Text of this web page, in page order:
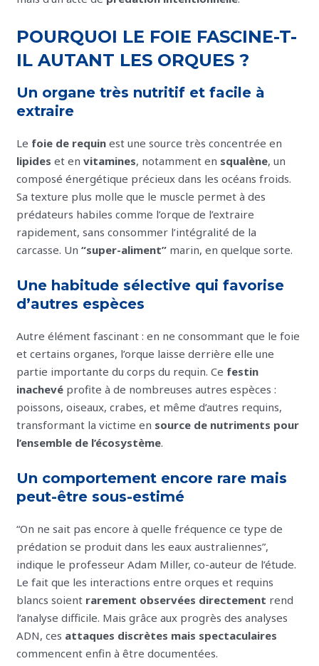
POURQUOI LE FOIE FASCINE-T-
IL AUTANT LES ORQUES ?
Un organe très nutritif et facile à
extraire
Le foie de requin est une source très concentrée en
lipides et envitamines, notamment en squalène, un
composé énergétique précieux dans les océans froids.
Sa texture plus molle que le muscle permet à des
prédateurs habiles comme l’orque de l’extraire
rapidement, sans consommer l’intégralité de la
carcasse. Un“super-aliment” marin, en quelque sorte.
Une habitude sélective qui favorise
d’autres espèces
Autre élément fascinant : en ne consommant que le foie
et certains organes, l’orque laisse derrière elle une
partie importante du corps du requin. Ce festin
inachevé profite à de nombreuses autres espèces :
poissons, oiseaux, crabes, et même d’autres requins,
transformant la victime en source de nutriments pour
l’ensemble de l’écosystème.
Un comportement encore rare mais
peut-être sous-estimé
“On ne sait pas encore à quelle fréquence ce type de
prédation se produit dans les eaux australiennes”,
indique le professeur Adam Miller, co-auteur de l’étude.
Le fait que les interactions entre orques et requins
blancs soient rarement observées directement rend
l’analyse difficile. Mais grâce aux progrès des analyses
ADN, ces attaques discrètes mais spectaculaires
commencent enfin à être documentées.